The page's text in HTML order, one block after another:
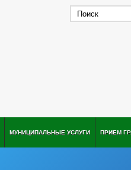
МУНИЦИПАЛЬНЫЕ УСЛУГИ ПРИЕМ